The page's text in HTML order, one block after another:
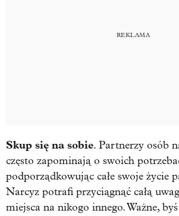
Skup się na sobie. Partnerzy osób
często zapominają o swoich
podporządkowując całe swoje życie
Narcyz potrafi przyciągnąć całą
miejsca na nikogo innego. Ważne,